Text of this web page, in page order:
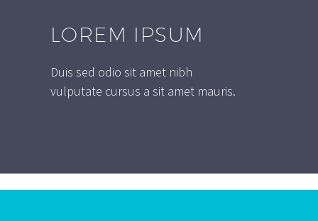
LOREM IPSUM
Duis sed odio sit amet nibh
vulputate cursus a sit amet mauris.